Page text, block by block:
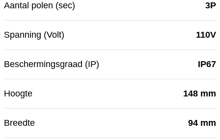
Aantal polen (sec) 3P
Spanning (Volt) 110V
Beschermingsgraad (IP) IP67
Hoogte 148 mm
Breedte 94 mm